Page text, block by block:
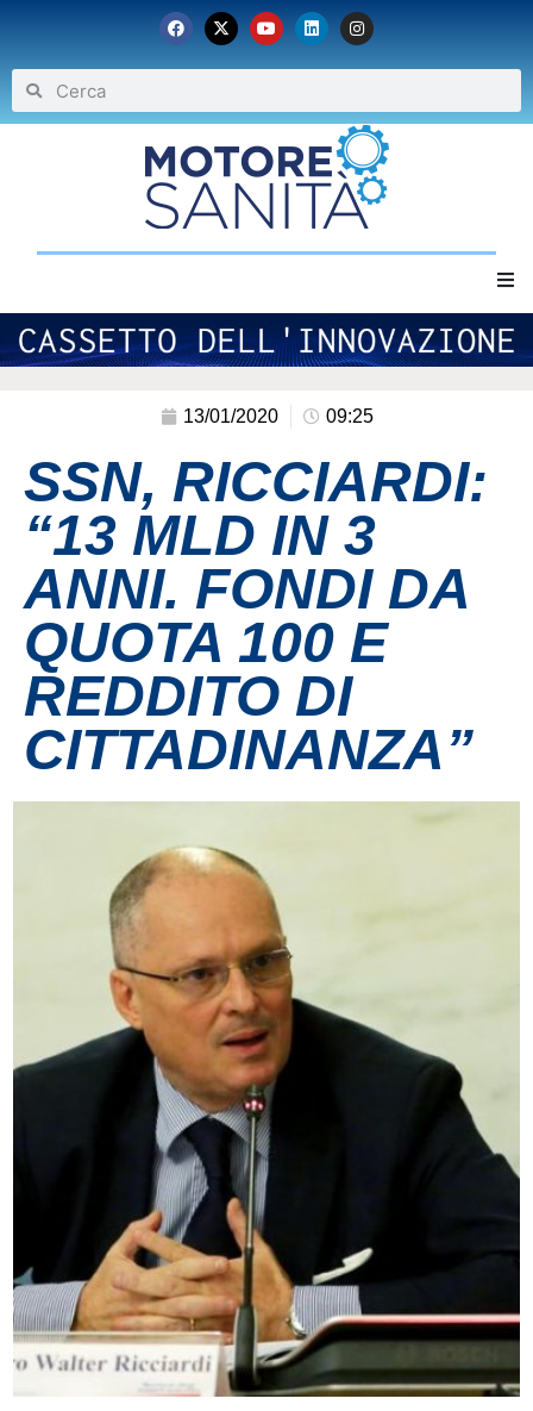
Home
Eventi
Archivio
Contatti
Grandi eventi
Ospedale Virtuale
13/01/2020 09:25
SSN, RICCIARDI:
“13 MLD IN 3
ANNI. FONDI DA
QUOTA 100 E
REDDITO DI
CITTADINANZA”